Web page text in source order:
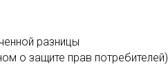
разницы
о защите прав потребителей)